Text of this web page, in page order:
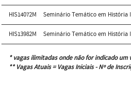
HIS14072M Seminário Temático em História
HIS13982M Seminário Temático em História
* vagas ilimitadas onde não for indicado um
** Vagas Atuais = Vagas Iniciais - Nº de